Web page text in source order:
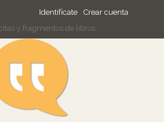
Identifícate Crear cuenta
y fragmentos de libros